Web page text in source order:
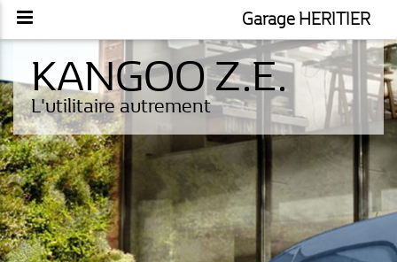
Garage HERITIER
KANGOO Z.E.
L'utilitaire autrement